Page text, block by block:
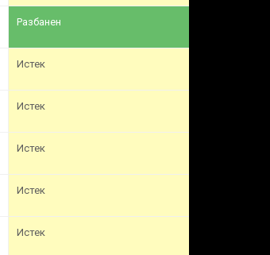
Разбанен
Истек
Истек
Истек
Истек
Истек